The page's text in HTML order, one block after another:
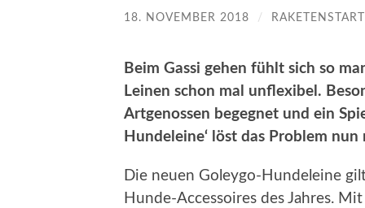
18. NOVEMBER 2018 / RAKETENSTART
Beim Gassi gehen fühlt sich so
Leinen schon mal unflexibel.
Artgenossen begegnet und ein
Hundeleine‘ löst das Problem nun
Die neuen Goleygo-Hundeleine
Hunde-Accessoires des Jahres.